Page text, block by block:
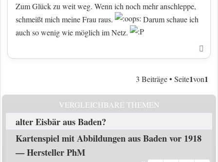
Zum Glück zu weit weg. Wenn ich noch mehr anschleppe,
schmeißt mich meine Frau raus.
Darum schaue ich
auch so wenig wie möglich im Netz.
3 Beiträge • Seite1von1
VERGLEICHBARE THEMEN
alter Eisbär aus Baden?
Kartenspiel mit Abbildungen aus Baden vor 1918
— Hersteller PhM